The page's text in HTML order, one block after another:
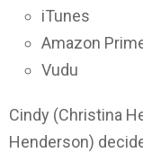
iTunes
Amazon
Vudu
Cindy (Christina
Henderson)